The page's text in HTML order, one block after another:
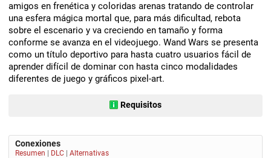
amigos en frenética y coloridas arenas tratando de controlar
una esfera mágica mortal que, para más dificultad, rebota
sobre el escenario y va creciendo en tamaño y forma
conforme se avanza en el videojuego. Wand Wars se presenta
como un título deportivo para hasta cuatro usuarios fácil de
aprender difícil de dominar con hasta cinco modalidades
diferentes de juego y gráficos pixel-art.
Requisitos
Conexiones
Resumen DLC Alternativas